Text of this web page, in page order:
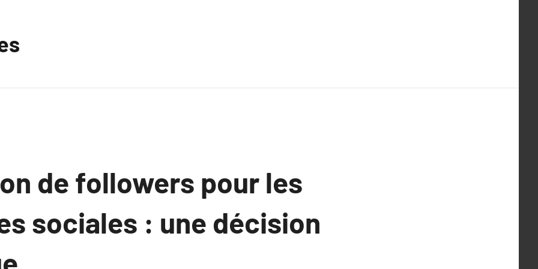
de followers pour les
sociales : une décision